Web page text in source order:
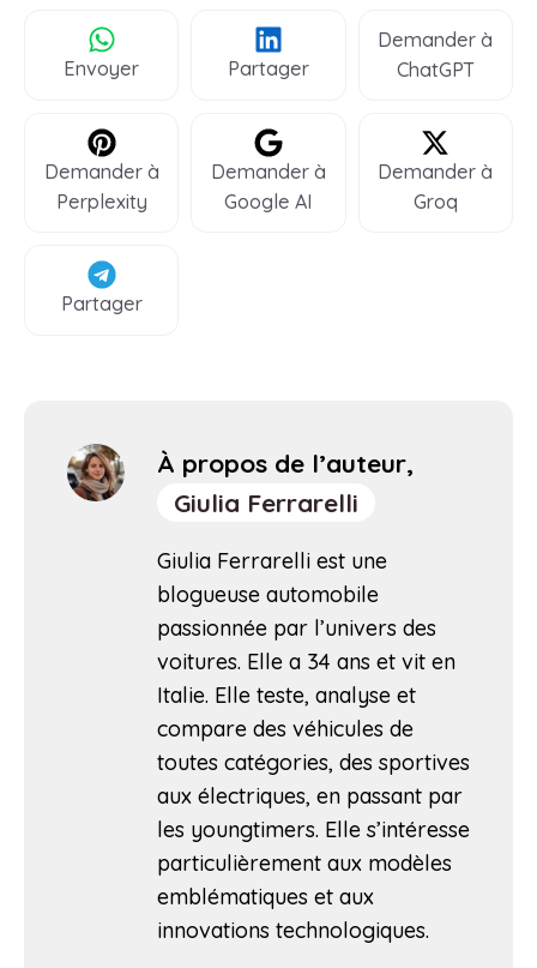
Envoyer Partager
Demander à
ChatGPT
Demander à
Perplexity
Demander à
Google AI
Demander à
Groq
Partager
À propos de l’auteur,
Giulia Ferrarelli
Giulia Ferrarelli est une
blogueuse automobile
passionnée par l’univers des
voitures. Elle a 34 ans et vit en
Italie. Elle teste, analyse et
compare des véhicules de
toutes catégories, des sportives
aux électriques, en passant par
les youngtimers. Elle s’intéresse
particulièrement aux modèles
emblématiques et aux
innovations technologiques.